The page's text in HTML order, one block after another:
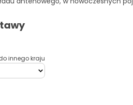
innego kraju